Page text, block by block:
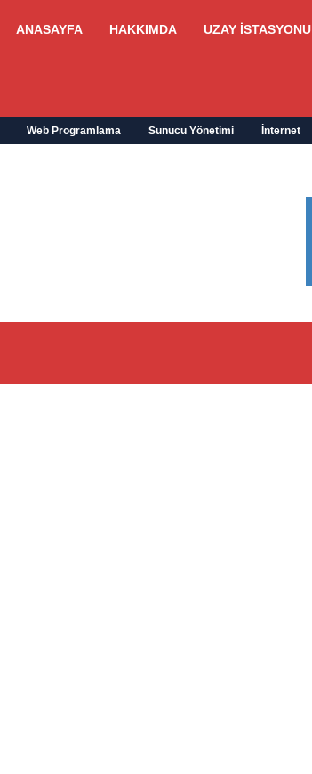
ANASAYFA HAKKIMDA UZAY İSTASYONU
Web Programlama Sunucu Yönetimi İnternet